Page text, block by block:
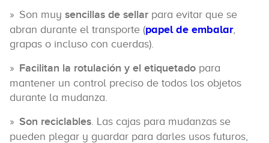
Son muy sencillas de sellar para evitar que se
abran durante el transporte (papel de embalar,
grapas o incluso con cuerdas).
Facilitan la rotulación y el etiquetado para
mantener un control preciso de todos los objetos
durante la mudanza.
Son reciclables. Las cajas para mudanzas se
pueden plegar y guardar para darles usos futuros,